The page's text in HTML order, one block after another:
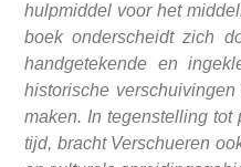
hulpmiddel voor het
boek onderscheidt zich
handgetekende en
historische
maken. In tegenstelling
tijd, bracht Verschueren